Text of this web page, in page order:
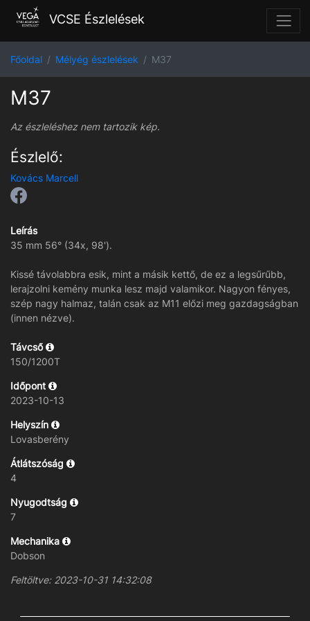
VCSE Észlelések
Főoldal Mélyég észlelések M37
M37
Az észleléshez nem tartozik kép.
Észlelő:
Kovács Marcell
Leírás
35 mm 56° (34x, 98').
Kissé távolabbra esik, mint a másik kettő, de ez a legsűrűbb,
lerajzolni kemény munka lesz majd valamikor. Nagyon fényes,
szép nagy halmaz, talán csak az M11 előzi meg gazdagságban
(innen nézve).
Távcső
150/1200T
Időpont
2023-10-13
Helyszín
Lovasberény
Átlátszóság
4
Nyugodtság
7
Mechanika
Dobson
Feltöltve: 2023-10-31 14:32:08